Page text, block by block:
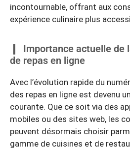
incontournable, offrant aux
expérience culinaire plus
Importance actuelle de
de repas en ligne
Avec l’évolution rapide du
des repas en ligne est devenu
courante. Que ce soit via des
mobiles ou des sites web, les
peuvent désormais choisir
gamme de cuisines et de